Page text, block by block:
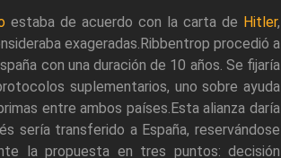
estaba de acuerdo con la carta de Hitler,
exageradas.Ribbentrop procedió a
con una duración de 10 años. Se fijaría
suplementarios, uno sobre ayuda
entre ambos países.Esta alianza daría
sería transferido a España, reservándose
la propuesta en tres puntos: decisión